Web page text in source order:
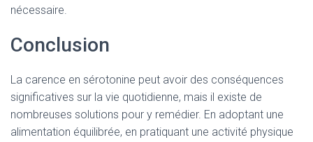
nécessaire.
Conclusion
La carence en sérotonine peut avoir des conséquences
significatives sur la vie quotidienne, mais il existe de
nombreuses solutions pour y remédier. En adoptant une
alimentation équilibrée, en pratiquant une activité physique